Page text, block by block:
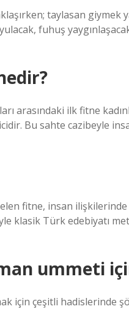
taylasan giymek
fuhuş
arasındaki ilk fitne
Bu sahte cazibeyle
fitne, insan
klasik Türk edebiyatı
ummeti
için çeşitli hadislerinde